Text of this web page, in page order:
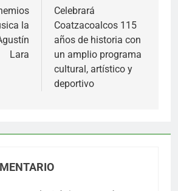
la
Lara
Celebrará
Coatzacoalcos 115
años de historia con
un amplio programa
cultural, artístico y
deportivo